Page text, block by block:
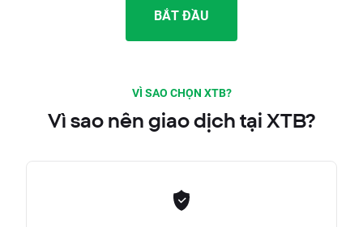
BẮT ĐẦU
VÌ SAO CHỌN XTB?
Vì sao nên giao dịch tại XTB?